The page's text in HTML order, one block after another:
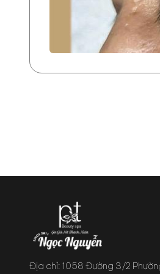
Địa chỉ: 1058 Đường 3/2